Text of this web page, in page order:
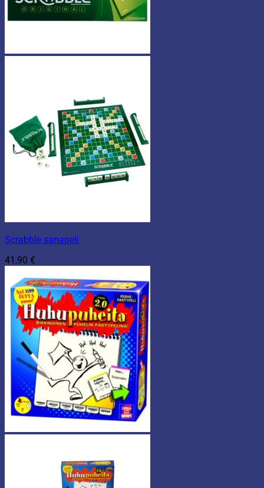
Scrabble sanapeli
41,90 €